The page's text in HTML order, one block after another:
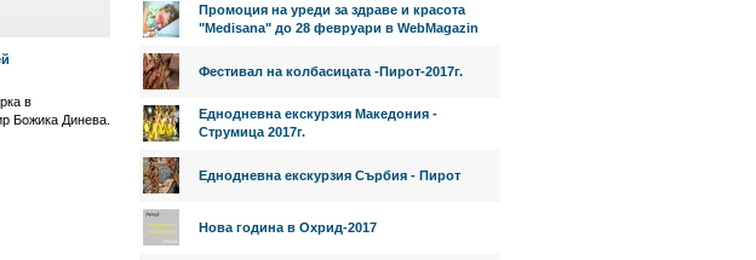
в
Божика Динева.
Промоция на уреди за здраве и красота
"Medisana" до 28 февруари в WebMagazin
Фестивал на колбасицата -Пирот-2017г.
Еднодневна екскурзия Македония -
Струмица 2017г.
Еднодневна екскурзия Сърбия - Пирот
Нова година в Охрид-2017